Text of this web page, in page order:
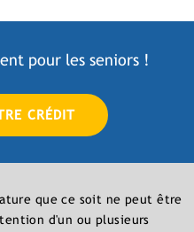
pour les seniors!
CRÉDIT
que ce soit ne peut être
d'un ou plusieurs